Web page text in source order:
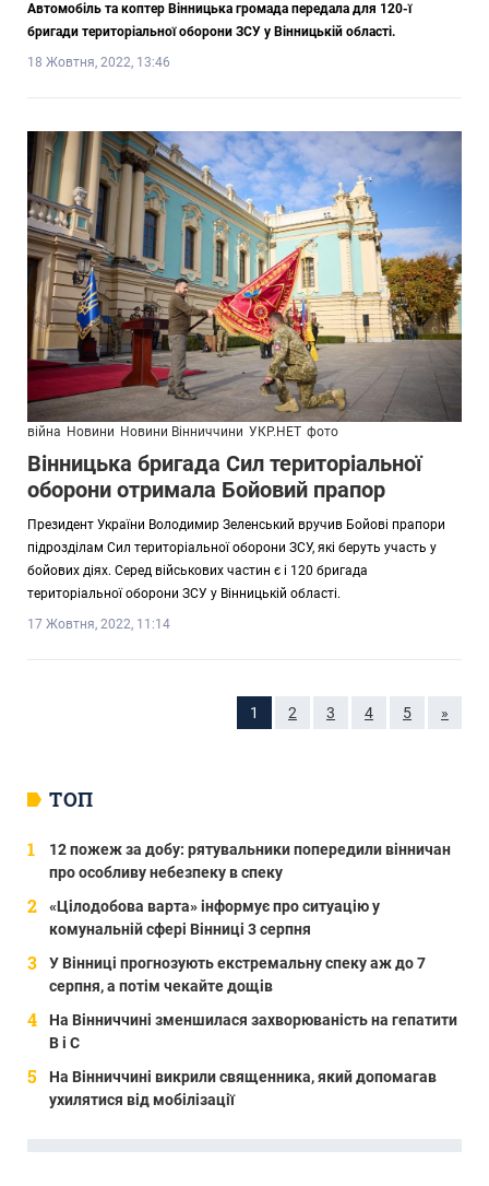
Автомобіль та коптер Вінницька громада передала для 120-ї
бригади територіальної оборони ЗСУ у Вінницькій області.
18 Жовтня, 2022, 13:46
війна Новини Новини Вінниччини УКР.НЕТ фото
Вінницька бригада Сил територіальної
оборони отримала Бойовий прапор
Президент України Володимир Зеленський вручив Бойові прапори
підрозділам Сил територіальної оборони ЗСУ, які беруть участь у
бойових діях. Серед військових частин є і 120 бригада
територіальної оборони ЗСУ у Вінницькій області.
17 Жовтня, 2022, 11:14
1 2 3 4 5 »
ТОП
12 пожеж за добу: рятувальники попередили вінничан
про особливу небезпеку в спеку
«Цілодобова варта» інформує про ситуацію у
комунальній сфері Вінниці 3 серпня
У Вінниці прогнозують екстремальну спеку аж до 7
серпня, а потім чекайте дощів
На Вінниччині зменшилася захворюваність на гепатити
В і С
На Вінниччині викрили священника, який допомагав
ухилятися від мобілізації